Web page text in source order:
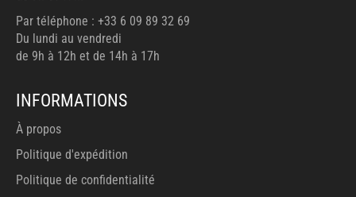
Par téléphone : +33 6 09 89 32 69
Du lundi au vendredi
de 9h à 12h et de 14h à 17h
INFORMATIONS
À propos
Politique d'expédition
Politique de confidentialité